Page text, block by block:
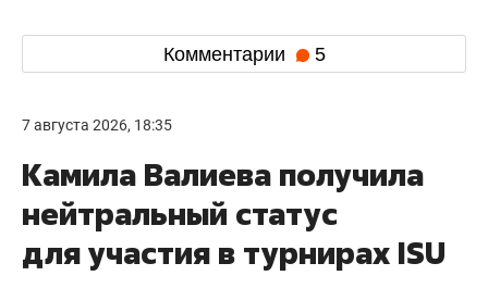
Комментарии 5
7 августа 2026, 18:35
Камила Валиева получила
нейтральный статус
для участия в турнирах ISU